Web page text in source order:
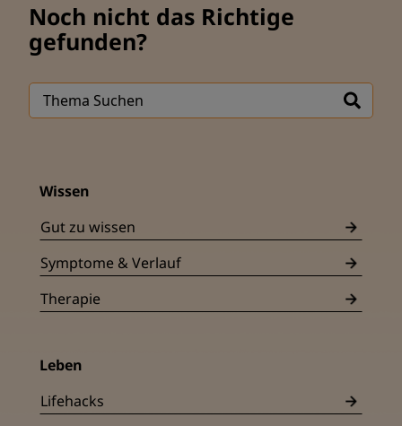
Noch nicht das Richtige
gefunden?
Wissen
Gut zu wissen
Symptome & Verlauf
Therapie
Leben
Lifehacks